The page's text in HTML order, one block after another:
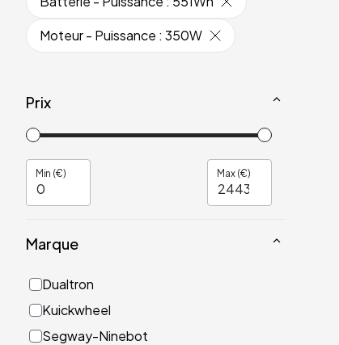
Moteur - Puissance : 350W
Prix
Min (€) Max (€)
Marque
Dualtron
Kuickwheel
Segway-Ninebot